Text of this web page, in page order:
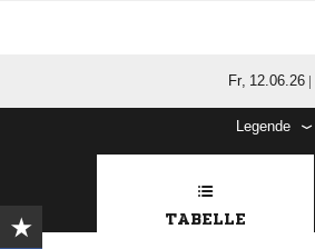
  |
Legende
TABELLE